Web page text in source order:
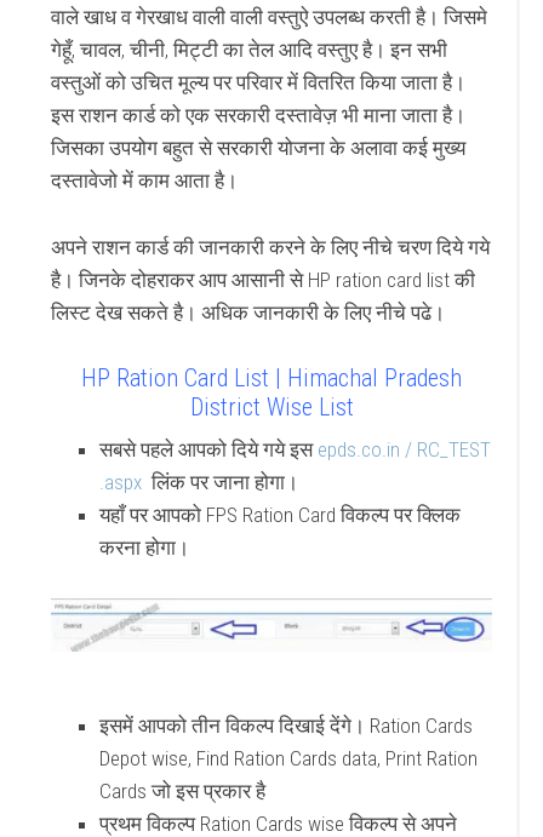
वाले खाध व गेरखाध वाली वाली वस्तुऐ उपलब्ध करती है। जिसमे
गेहूँ, चावल, चीनी, मिट्टी का तेल आदि वस्तुए है। इन सभी
वस्तुओं को उचित मूल्य पर परिवार में वितरित किया जाता है।
इस राशन कार्ड को एक सरकारी दस्तावेज़ भी माना जाता है।
जिसका उपयोग बहुत से सरकारी योजना के अलावा कई मुख्य
दस्तावेजो में काम आता है।
अपने राशन कार्ड की जानकारी करने के लिए नीचे चरण दिये गये
है। जिनके दोहराकर आप आसानी से HP ration card list की
लिस्ट देख सकते है। अधिक जानकारी के लिए नीचे पढे।
HP Ration Card List | Himachal Pradesh
District Wise List
सबसे पहले आपको दिये गये इस epds.co.in / RC_TEST
.aspx लिंक पर जाना होगा।
यहाँ पर आपको FPS Ration Card विकल्प पर क्लिक
करना होगा।
इसमें आपको तीन विकल्प दिखाई देंगे। Ration Cards
Depot wise, Find Ration Cards data, Print Ration
Cards जो इस प्रकार है
प्रथम विकल्प Ration Cards wise विकल्प से अपने